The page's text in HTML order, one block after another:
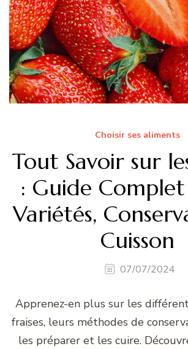
Choisir ses aliments
Tout Savoir sur
: Guide
Variétés,
Cuisson
07/07/2024
Apprenez-en plus sur les
fraises, leurs méthodes de
les préparer et les cuire.